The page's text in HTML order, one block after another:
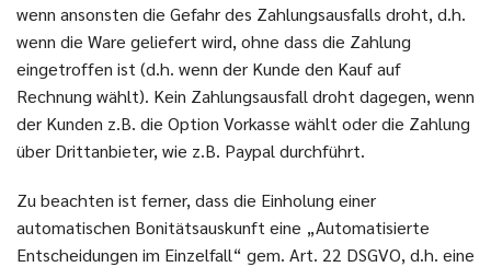
wenn ansonsten die Gefahr des Zahlungsausfalls droht, d.h.
wenn die Ware geliefert wird, ohne dass die Zahlung
eingetroffen ist (d.h. wenn der Kunde den Kauf auf
Rechnung wählt). Kein Zahlungsausfall droht dagegen, wenn
der Kunden z.B. die Option Vorkasse wählt oder die Zahlung
über Drittanbieter, wie z.B. Paypal durchführt.
Zu beachten ist ferner, dass die Einholung einer
automatischen Bonitätsauskunft eine „Automatisierte
Entscheidungen im Einzelfall“ gem. Art. 22 DSGVO, d.h. eine